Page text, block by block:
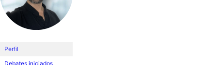
Perfil
Debates iniciados